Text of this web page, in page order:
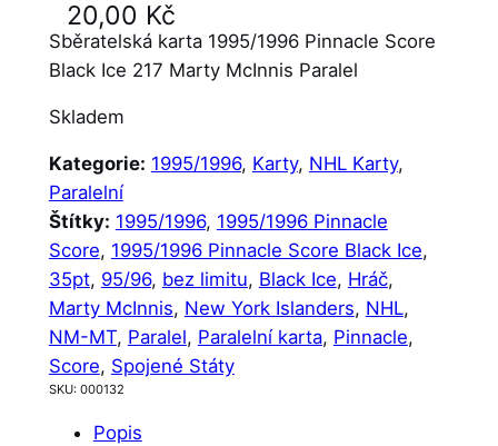
20,00 Kč
Sběratelská karta 1995/1996 Pinnacle Score
Black Ice 217 Marty McInnis Paralel
Skladem
Kategorie: 1995/1996, Karty, NHL Karty
Paralelní
Štítky: 1995/1996, 1995/1996 Pinnacle
Score, 1995/1996 Pinnacle Score Black Ice
35pt, 95/96, bez limitu, Black Ice, Hráč
Marty McInnis, New York Islanders, NHL
NM-MT, Paralel, Paralelní karta, Pinnacle
Score, Spojené Státy
SKU: 000132
Popis